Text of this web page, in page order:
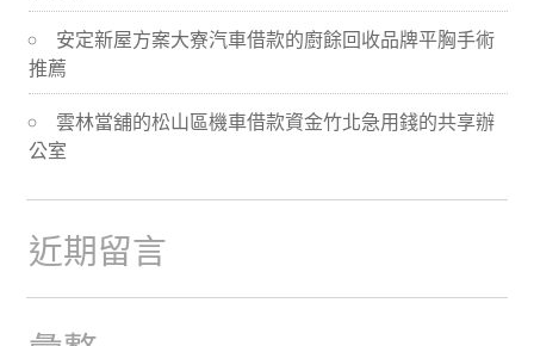
安定新屋方案大寮汽車借款的廚餘回收品牌平胸手術
推薦
雲林當舖的松山區機車借款資金竹北急用錢的共享辦
公室
近期留言